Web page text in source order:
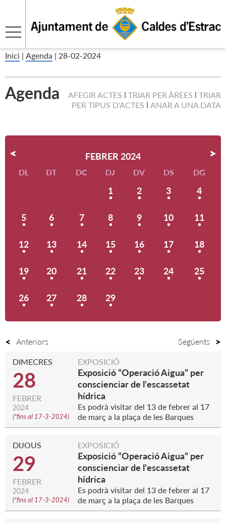
Inici | Agenda | 28-02-2024
Agenda AFEGIR ACTES TRIAR PER ÀREES
TRIAR
PER TIPUS D'ACTES
ANAR A UNA DATA
FEBRER 2024
DL DT DC DJ DV DS DG
1 2 3 4
5 6 7 8 9 10 11
12 13 14 15 16 17 18
19 20 21 22 23 24 25
26 27 28 29
Anteriors Següents
DIMECRES
28
FEBRER
2024
(*fins al 17-3-2024)
EXPOSICIÓ
Exposició “Operació Aigua” per
conscienciar de l'escassetat
hídrica
Es podrà visitar del 13 de febrer al 17
de març a la plaça de les Barques
DIJOUS
29
FEBRER
2024
(*fins al 17-3-2024)
EXPOSICIÓ
Exposició “Operació Aigua” per
conscienciar de l'escassetat
hídrica
Es podrà visitar del 13 de febrer al 17
de març a la plaça de les Barques